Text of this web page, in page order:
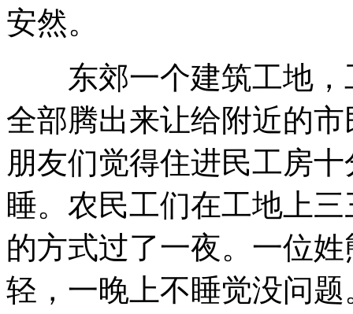
安然。
东郊一个建筑工地，
全部腾出来让给附近的
朋友们觉得住进民工房
睡。农民工们在工地上
的方式过了一夜。一位
轻，一晚上不睡觉没问